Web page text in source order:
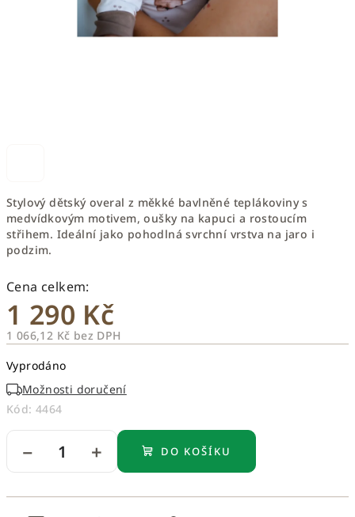
Stylový dětský overal z měkké bavlněné teplákoviny s
medvídkovým motivem, oušky na kapuci a rostoucím
střihem. Ideální jako pohodlná svrchní vrstva na jaro i
podzim.
1 290 Kč
1 066,12 Kč bez DPH
cena:
Vyprodáno
Možnosti doručení
Kód: 4464
+
− DO KOŠÍKU